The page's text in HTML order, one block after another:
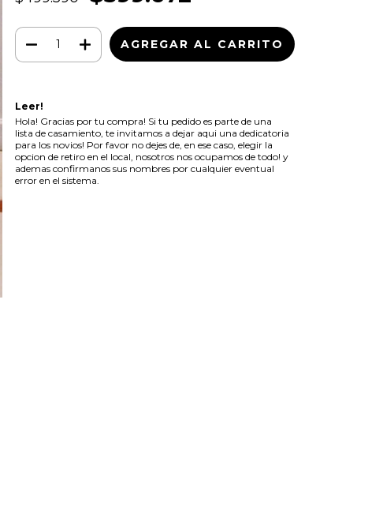
Leer!
Hola! Gracias por tu compra! Si tu pedido es parte de una
lista de casamiento, te invitamos a dejar aqui una dedicatoria
para los novios! Por favor no dejes de, en ese caso, elegir la
opcion de retiro en el local, nosotros nos ocupamos de todo! y
ademas confirmanos sus nombres por cualquier eventual
error en el sistema.